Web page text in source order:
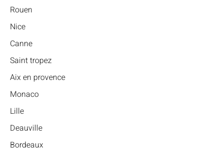
Rouen
Nice
Canne
Saint tropez
Aix en provence
Monaco
Lille
Deauville
Bordeaux